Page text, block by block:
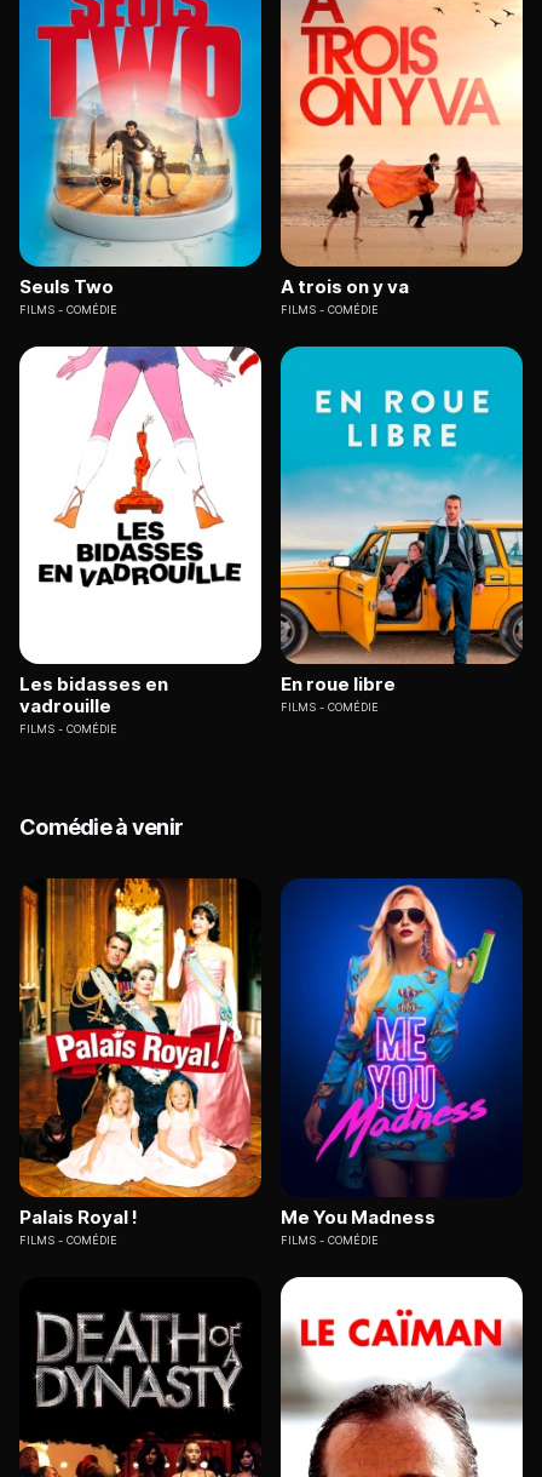
Seuls Two
FILMS COMÉDIE
A trois on y va
FILMS COMÉDIE
Les bidasses en
vadrouille
FILMS COMÉDIE
En roue libre
FILMS COMÉDIE
Comédie à venir
Palais Royal !
FILMS COMÉDIE
Me You Madness
FILMS COMÉDIE